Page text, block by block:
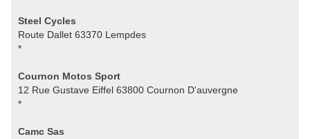
Steel Cycles
Route Dallet 63370 Lempdes
*
Cournon Motos Sport
12 Rue Gustave Eiffel 63800 Cournon D'auvergne
*
Camc Sas